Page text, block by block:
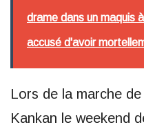
drame dans un maquis
accusé d'avoir
Lors de la marche
Kankan le weekend